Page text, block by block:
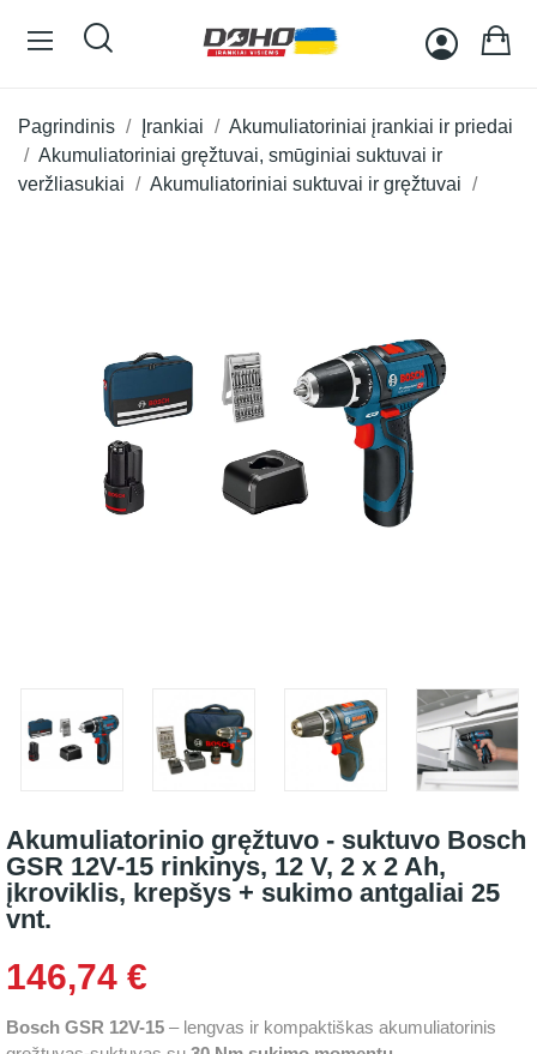
Pagrindinis Įrankiai
Akumuliatoriniai įrankiai ir priedai
Akumuliatoriniai gręžtuvai, smūginiai suktuvai ir
veržliasukiai
Akumuliatoriniai suktuvai ir gręžtuvai
Akumuliatorinio gręžtuvo - suktuvo Bosch
GSR 12V-15 rinkinys, 12 V, 2 x 2 Ah,
įkroviklis, krepšys + sukimo antgaliai 25
vnt.
146,74 €
Bosch GSR 12V-15 – lengvas ir kompaktiškas akumuliatorinis